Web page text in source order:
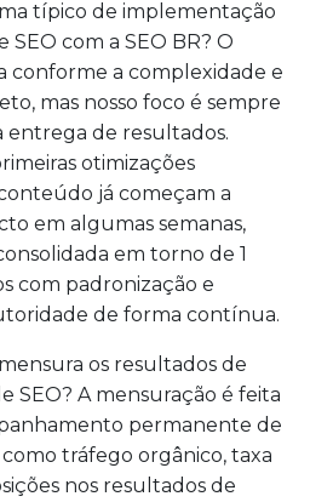
típico de implementação
com a SEO BR? O
conforme a complexidade e
mas nosso foco é sempre
entrega de resultados.
otimizações
já começam a
em algumas semanas,
em torno de 1
com padronização e
de forma contínua.
os resultados de
SEO? A mensuração é feita
permanente de
tráfego orgânico, taxa
nos resultados de